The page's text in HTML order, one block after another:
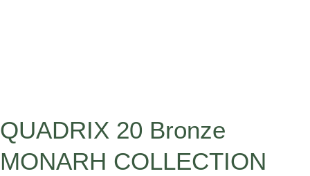
QUADRIX 20 Bronze
MONARH COLLECTION